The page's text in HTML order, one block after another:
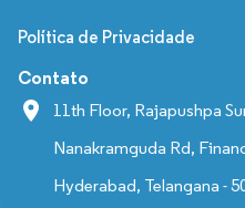
Política de Privacidade
Contato
11th Floor, Rajapushpa
Nanakramguda Rd,
Hyderabad, Telangana -